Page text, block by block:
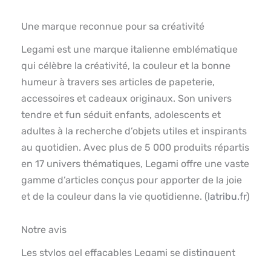
Une marque reconnue pour sa créativité
Legami est une marque italienne emblématique
qui célèbre la créativité, la couleur et la bonne
humeur à travers ses articles de papeterie,
accessoires et cadeaux originaux. Son univers
tendre et fun séduit enfants, adolescents et
adultes à la recherche d’objets utiles et inspirants
au quotidien. Avec plus de 5 000 produits répartis
en 17 univers thématiques, Legami offre une vaste
gamme d’articles conçus pour apporter de la joie
et de la couleur dans la vie quotidienne. (latribu.fr)
Notre avis
Les stylos gel effaçables Legami se distinguent